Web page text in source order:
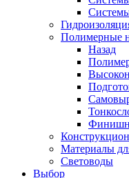
Полимерные
Назад
Материалы
Световоды
Выбор